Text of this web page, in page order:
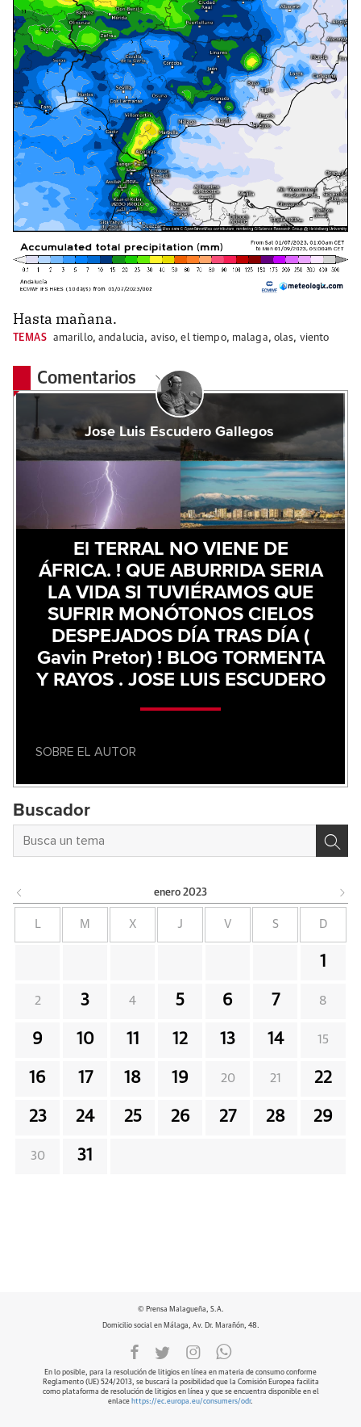
Hasta mañana.
TEMAS amarillo,andalucia, aviso,el tiempo, malaga, olas, viento
Comentarios
Jose Luis Escudero Gallegos
El TERRAL NO VIENE DE
ÁFRICA. ! QUE ABURRIDA SERIA
LA VIDA SI TUVIÉRAMOS QUE
SUFRIR MONÓTONOS CIELOS
DESPEJADOS DÍA TRAS DÍA (
Gavin Pretor) ! BLOG TORMENTA
Y RAYOS . JOSE LUIS ESCUDERO
SOBRE EL AUTOR
Buscador
enero 2023
M X J V S D
1
2 3 4 5 6 7 8
9 10 11 12 13 14 15
16 17 18 19 20 21 22
23 24 25 26 27 28 29
30 31
© Prensa Malagueña, S.A.
Domicilio social en Málaga, Av. Dr. Marañón, 48.
En lo posible, para la resolución de litigios en línea en materia de consumo conforme
Reglamento (UE) 524/2013, se buscará la posibilidad que la Comisión Europea facilita
como plataforma de resolución de litigios en línea y que se encuentra disponible en el
enlace https://ec.europa.eu/consumers/odr.